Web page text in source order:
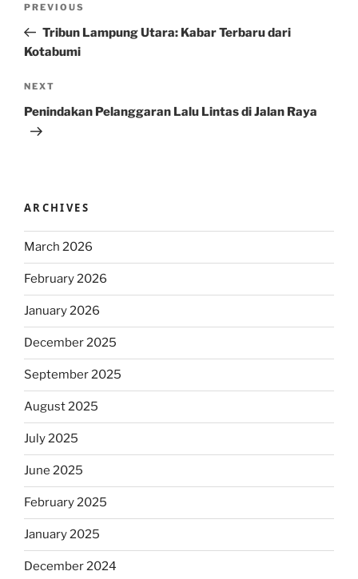
Previous
Post
PREVIOUS
Tribun Lampung Utara: Kabar Terbaru dari
Kotabumi
Next
Post
NEXT
Penindakan Pelanggaran Lalu Lintas di Jalan Raya
ARCHIVES
March 2026
February 2026
January 2026
December 2025
September 2025
August 2025
July 2025
June 2025
February 2025
January 2025
December 2024